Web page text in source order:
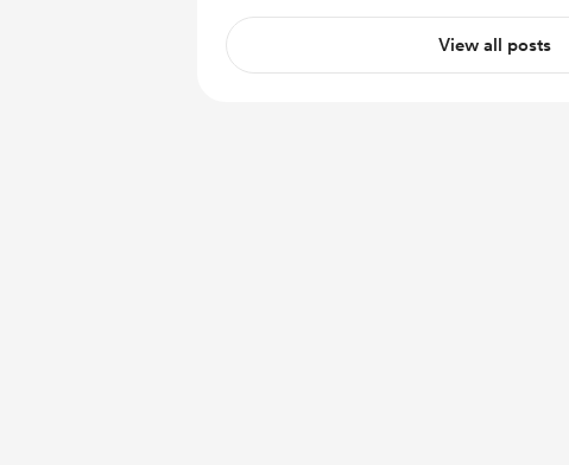
View all posts